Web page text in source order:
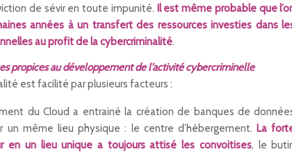
de sévir en toute impunité. Il est même probable que
années à un transfert des ressources investies dans
au profit de la cybercriminalité.
propices au développement de l’activité cybercriminelle
est facilité par plusieurs facteurs :
du Cloud a entrainé la création de banques de
un même lieu physique : le centre d’hébergement. La
en un lieu unique a toujours attisé les convoitises, le